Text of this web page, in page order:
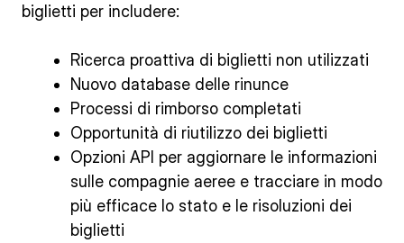
biglietti per includere:
Ricerca proattiva di biglietti non utilizzati
Nuovo database delle rinunce
Processi di rimborso completati
Opportunità di riutilizzo dei biglietti
Opzioni API per aggiornare le informazioni
sulle compagnie aeree e tracciare in modo
più efficace lo stato e le risoluzioni dei
biglietti